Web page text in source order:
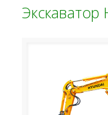
Экскаватор